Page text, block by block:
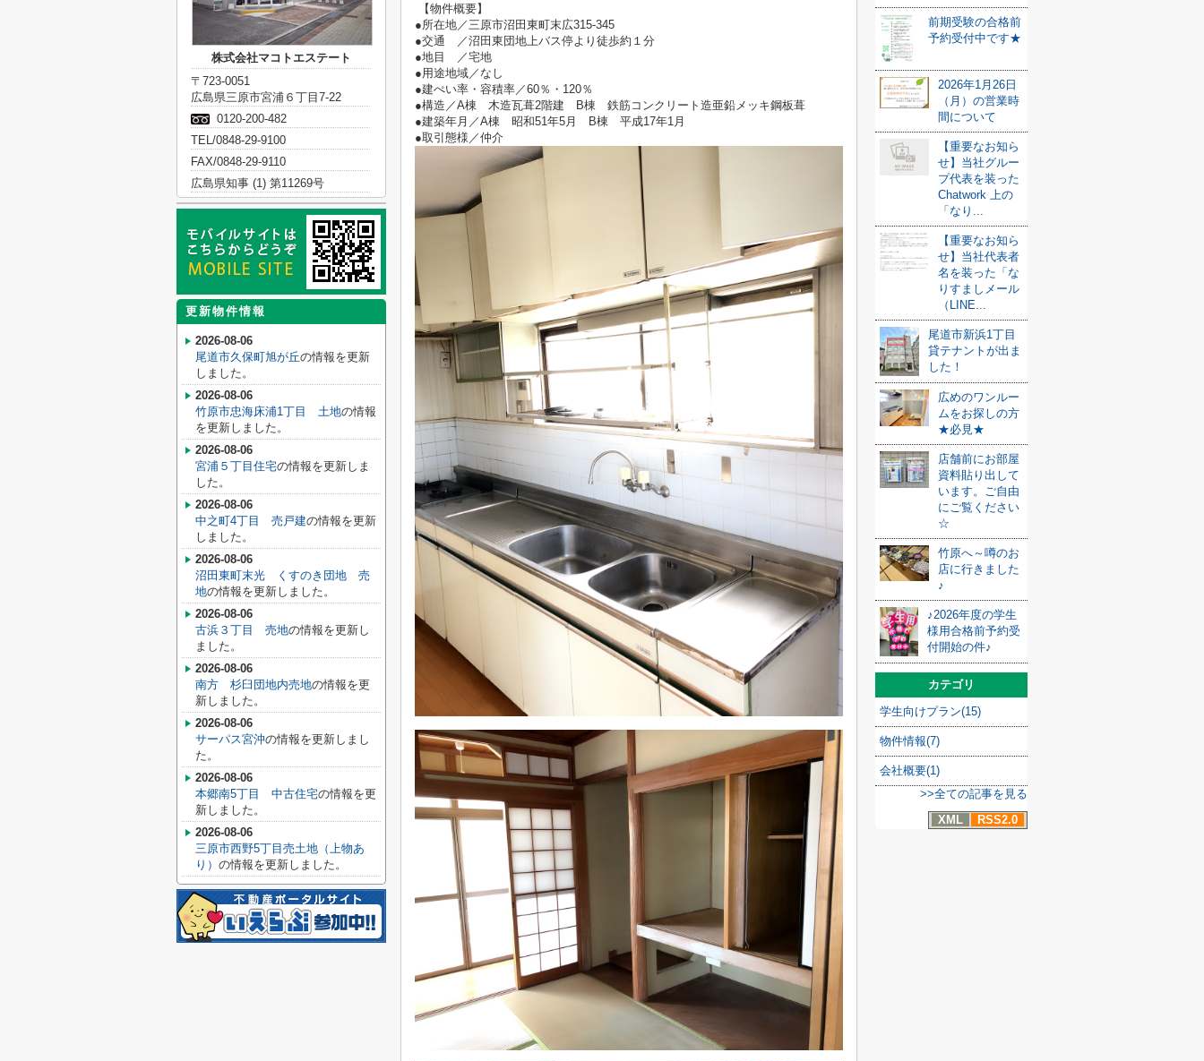
【物件概要】
●所在地／三原市沼田東町末広315-345
●交通 ／沼田東団地上バス停より徒歩約１分
●地目 ／宅地
●用途地域／なし
●建ぺい率・容積率／60％・120％
●構造／A棟 木造瓦葺2階建 B棟 鉄筋コンクリート造亜鉛メッキ鋼板葺
●建築年月／A棟 昭和51年5月 B棟 平成17年1月
●取引態様／仲介
前期受験の合格前
予約受付中です★
2026年1月26日
（月）の営業時
間について
【重要なお知ら
せ】当社グルー
プ代表を装った
Chatwork 上の
「なり...
【重要なお知ら
せ】当社代表者
名を装った「な
りすましメール
（LINE...
尾道市新浜1丁目
貸テナントが出ま
した！
広めのワンルー
ムをお探しの方
★必見★
店舗前にお部屋
資料貼り出して
います。ご自由
にご覧ください
☆
竹原へ～噂のお
店に行きました
♪
♪2026年度の学生
様用合格前予約受
付開始の件♪
カテゴリ
学生向けプラン(15)
物件情報(7)
会社概要(1)
>>全ての記事を見る
XML
RSS2.0
株式会社マコトエステート
〒723-0051
広島県三原市宮浦６丁目7-22
0120-200-482
TEL/0848-29-9100
FAX/0848-29-9110
広島県知事 (1) 第11269号
更新物件情報
2026-08-06
尾道市久保町旭が丘の情報を更新
しました。
2026-08-06
竹原市忠海床浦1丁目 土地の情報
を更新しました。
2026-08-06
宮浦５丁目住宅の情報を更新しま
した。
2026-08-06
中之町4丁目 売戸建の情報を更新
しました。
2026-08-06
沼田東町末光 くすのき団地 売
地の情報を更新しました。
2026-08-06
古浜３丁目 売地の情報を更新し
ました。
2026-08-06
南方 杉臼団地内売地の情報を更
新しました。
2026-08-06
サーパス宮沖の情報を更新しまし
た。
2026-08-06
本郷南5丁目 中古住宅の情報を更
新しました。
2026-08-06
三原市西野5丁目売土地（上物あ
り） の情報を更新しました。